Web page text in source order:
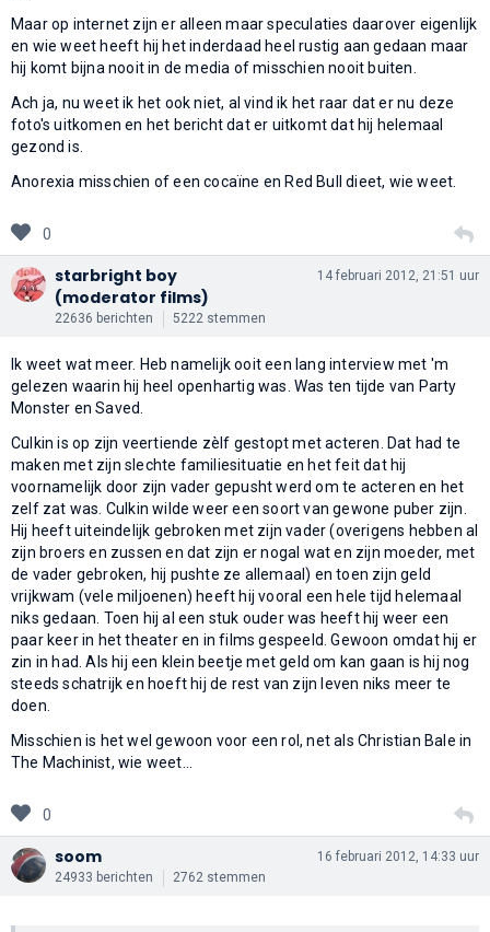
Maar op internet zijn er alleen maar speculaties daarover eigenlijk
en wie weet heeft hij het inderdaad heel rustig aan gedaan maar
hij komt bijna nooit in de media of misschien nooit buiten.
Ach ja, nu weet ik het ook niet, al vind ik het raar dat er nu deze
foto's uitkomen en het bericht dat er uitkomt dat hij helemaal
gezond is.
Anorexia misschien of een cocaïne en Red Bull dieet, wie weet.
0
starbright boy
(moderator films)
22636 berichten 5222 stemmen
14 februari 2012, 21:51 uur
Ik weet wat meer. Heb namelijk ooit een lang interview met 'm
gelezen waarin hij heel openhartig was. Was ten tijde van Party
Monster en Saved.
Culkin is op zijn veertiende zèlf gestopt met acteren. Dat had te
maken met zijn slechte familiesituatie en het feit dat hij
voornamelijk door zijn vader gepusht werd om te acteren en het
zelf zat was. Culkin wilde weer een soort van gewone puber zijn.
Hij heeft uiteindelijk gebroken met zijn vader (overigens hebben al
zijn broers en zussen en dat zijn er nogal wat en zijn moeder, met
de vader gebroken, hij pushte ze allemaal) en toen zijn geld
vrijkwam (vele miljoenen) heeft hij vooral een hele tijd helemaal
niks gedaan. Toen hij al een stuk ouder was heeft hij weer een
paar keer in het theater en in films gespeeld. Gewoon omdat hij er
zin in had. Als hij een klein beetje met geld om kan gaan is hij nog
steeds schatrijk en hoeft hij de rest van zijn leven niks meer te
doen.
Misschien is het wel gewoon voor een rol, net als Christian Bale in
The Machinist, wie weet...
0
soom
24933 berichten 2762 stemmen
16 februari 2012, 14:33 uur